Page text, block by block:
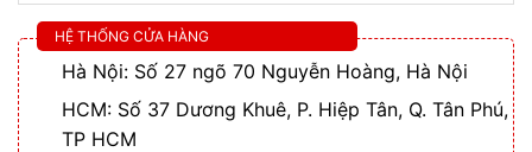
HỆ THỐNG CỬA HÀNG
Hà Nội: Số 27 ngõ 70 Nguyễn Hoàng, Hà Nội
HCM: Số 37 Dương Khuê, P. Hiệp Tân, Q. Tân Phú,
TP HCM